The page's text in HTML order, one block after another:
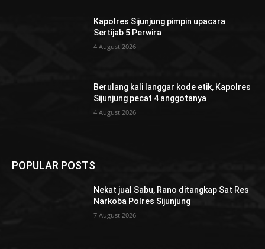
Kapolres Sijunjung pimpin upacara
Sertijab 5 Perwira
4 August 2026
Berulang kali langgar kode etik, Kapolres
Sijunjung pecat 4 anggotanya
4 August 2026
POPULAR POSTS
Nekat jual Sabu, Rano ditangkap Sat Res
Narkoba Polres Sijunjung
7 August 2026